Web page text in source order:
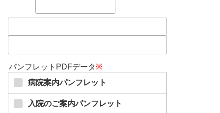
パンフレットPDFデータ※
病院案内パンフレット
入院のご案内パンフレット